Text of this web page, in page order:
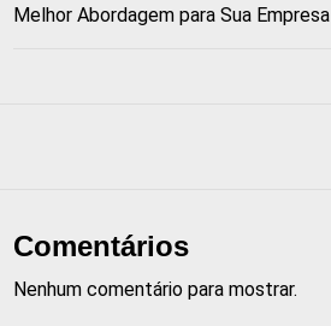
Melhor Abordagem para Sua Empresa
Comentários
Nenhum comentário para mostrar.